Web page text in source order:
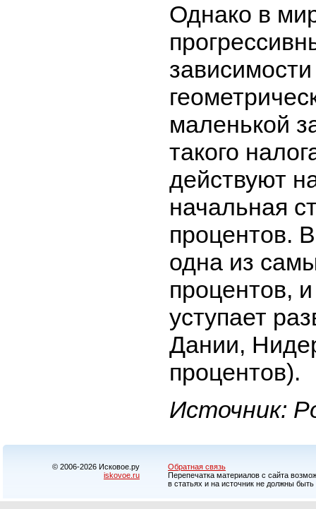
Однако в
маленькой
такого
действуют
начальная
процентов.
одна из
процентов,
уступает
Дании,
процентов).
Источник:
© 2006-2026 Исковое.ру
iskovoe.ru
Обратная связь
Перепечатка материалов с сайта
в статьях и на источник не должны